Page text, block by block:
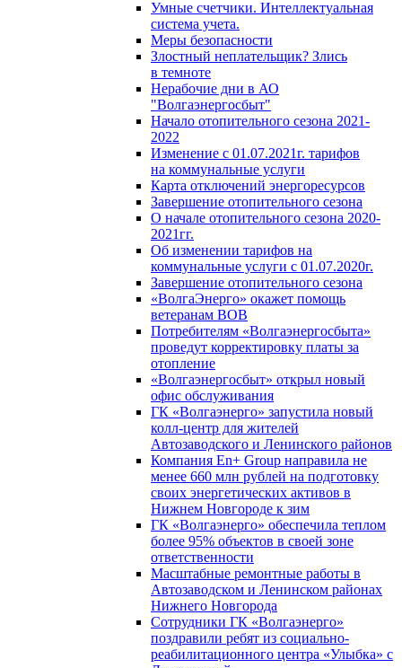
Умные счетчики. Интеллектуальная
система учета.
Меры безопасности
Злостный неплательщик? Злись
в темноте
Нерабочие дни в АО
"Волгаэнергосбыт"
Начало отопительного сезона 2021-
2022
Изменение с 01.07.2021г. тарифов
на коммунальные услуги
Карта отключений энергоресурсов
Завершение отопительного сезона
О начале отопительного сезона 2020-
2021гг.
Об изменении тарифов на
коммунальные услуги с 01.07.2020г.
Завершение отопительного сезона
«ВолгаЭнерго» окажет помощь
ветеранам ВОВ
Потребителям «Волгаэнергосбыта»
проведут корректировку платы за
отопление
«Волгаэнергосбыт» открыл новый
офис обслуживания
ГК «Волгаэнерго» запустила новый
колл-центр для жителей
Автозаводского и Ленинского районов
Компания En+ Group направила не
менее 660 млн рублей на подготовку
своих энергетических активов в
Нижнем Новгороде к зим
ГК «Волгаэнерго» обеспечила теплом
более 95% объектов в своей зоне
ответственности
Масштабные ремонтные работы в
Автозаводском и Ленинском районах
Нижнего Новгорода
Сотрудники ГК «Волгаэнерго»
поздравили ребят из социально-
реабилитационного центра «Улыбка» с